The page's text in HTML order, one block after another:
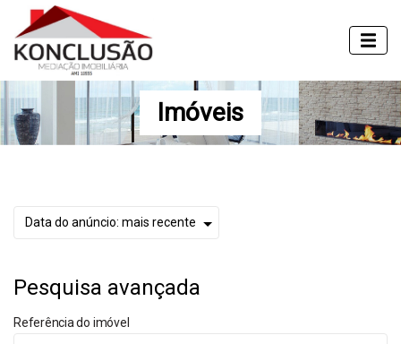
Imóveis
Pesquisa avançada
Referência do imóvel